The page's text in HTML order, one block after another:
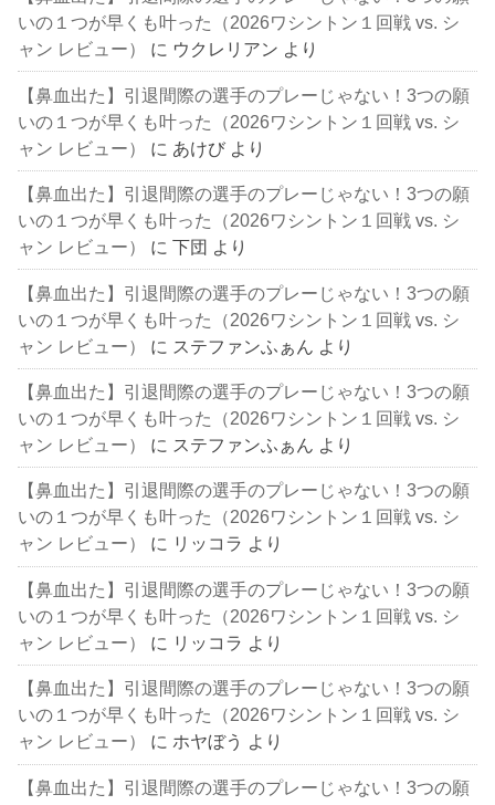
いの１つが早くも叶った（2026ワシントン１回戦 vs. シ
ャン レビュー）
に ウクレリアン より
【鼻血出た】引退間際の選手のプレーじゃない！3つの願
いの１つが早くも叶った（2026ワシントン１回戦 vs. シ
ャン レビュー）
に あけび より
【鼻血出た】引退間際の選手のプレーじゃない！3つの願
いの１つが早くも叶った（2026ワシントン１回戦 vs. シ
ャン レビュー）
に下団 より
【鼻血出た】引退間際の選手のプレーじゃない！3つの願
いの１つが早くも叶った（2026ワシントン１回戦 vs. シ
ャン レビュー）
に ステファンふぁん より
【鼻血出た】引退間際の選手のプレーじゃない！3つの願
いの１つが早くも叶った（2026ワシントン１回戦 vs. シ
ャン レビュー）
に ステファンふぁん より
【鼻血出た】引退間際の選手のプレーじゃない！3つの願
いの１つが早くも叶った（2026ワシントン１回戦 vs. シ
ャン レビュー）
に リッコラ より
【鼻血出た】引退間際の選手のプレーじゃない！3つの願
いの１つが早くも叶った（2026ワシントン１回戦 vs. シ
ャン レビュー）
に リッコラ より
【鼻血出た】引退間際の選手のプレーじゃない！3つの願
いの１つが早くも叶った（2026ワシントン１回戦 vs. シ
ャン レビュー）
に ホヤぼう より
【鼻血出た】引退間際の選手のプレーじゃない！3つの願